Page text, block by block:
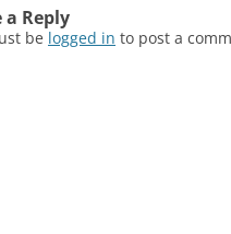
a Reply
be logged in to post a